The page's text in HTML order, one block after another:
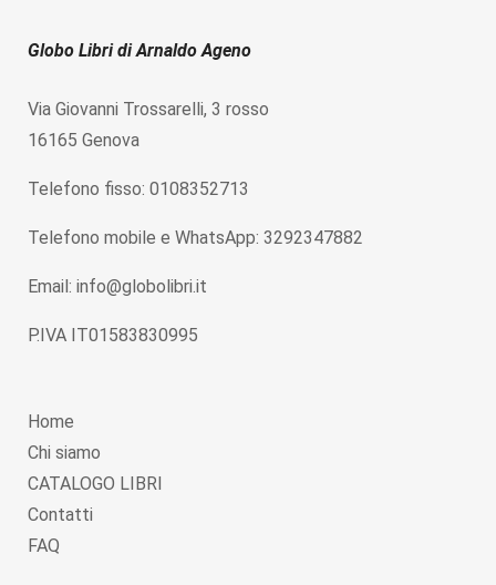
Globo Libri di Arnaldo Ageno
Via Giovanni Trossarelli, 3 rosso
16165 Genova
Telefono fisso: 0108352713
Telefono mobile e WhatsApp: 3292347882
Email: info@globolibri.it
P.IVA IT01583830995
Home
Chi siamo
CATALOGO LIBRI
Contatti
FAQ